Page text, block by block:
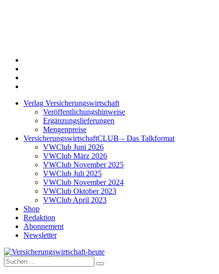
Verlag Versicherungswirtschaft
Veröffentlichungshinweise
Ergänzungslieferungen
Mengenpreise
VersicherungswirtschaftCLUB – Das Talkformat
VWClub Juni 2026
VWClub März 2026
VWClub November 2025
VWClub Juli 2025
VWClub November 2024
VWClub Oktober 2023
VWClub April 2023
Shop
Redaktion
Abonnement
Newsletter
Versicherungswirtschaft-heute
Suche
nach: